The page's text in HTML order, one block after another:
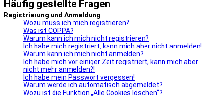
Häufig gestellte Fragen
Registrierung und Anmeldung
Wozu muss ich mich registrieren?
Was ist COPPA?
Warum kann ich mich nicht registrieren?
Ich habe mich registriert, kann mich aber nicht anmelden!
Warum kann ich mich nicht anmelden?
Ich habe mich vor einiger Zeit registriert, kann mich aber
nicht mehr anmelden?!
Ich habe mein Passwort vergessen!
Warum werde ich automatisch abgemeldet?
Wozu ist die Funktion „Alle Cookies löschen“?